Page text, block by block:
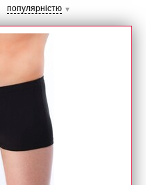
популярністю ▼